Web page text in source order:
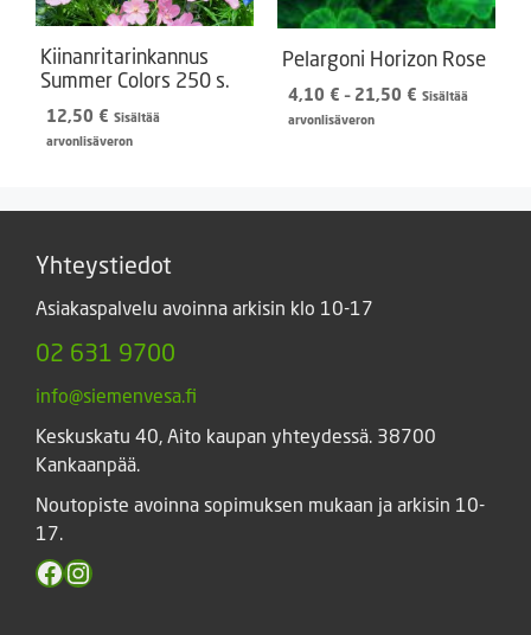
Kiinanritarinkannus
Summer Colors 250 s.
12,50 € Sisältää
arvonlisäveron
Pelargoni Horizon Rose
4,10 € – 21,50 € Hintaluokka:
Sisältää
arvonlisäveron
Yhteystiedot
Asiakaspalvelu avoinna arkisin klo 10-17
02 631 9700
info@siemenvesa.fi
Keskuskatu 40, Aito kaupan yhteydessä. 38700
Kankaanpää.
Noutopiste avoinna sopimuksen mukaan ja arkisin 10-
17.
Facebook
Instagram